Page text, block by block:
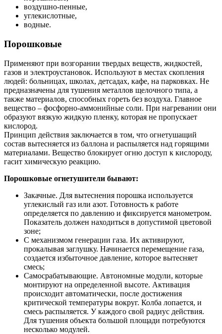
воздушно-пенные,
углекислотные,
водные.
Порошковые
Применяют при возгорании твердых веществ, жидкостей,
газов и электроустановок. Используют в местах скопления
людей: больницах, школах, детсадах, кафе, на парковках. Не
предназначены для тушения металлов щелочного типа, а
также материалов, способных гореть без воздуха. Главное
вещество – фосфорно-аммонийные соли. При нагревании они
образуют вязкую жидкую пленку, которая не пропускает
кислород.
Принцип действия заключается в том, что огнетушащий
состав вытесняется из баллона и распыляется над горящими
материалами. Вещество блокирует огню доступ к кислороду,
гасит химическую реакцию.
Порошковые огнетушители бывают:
Закачные. Для вытеснения порошка используется
углекислый газ или азот. Готовность к работе
определяется по давлению и фиксируется манометром.
Показатель должен находиться в допустимой цветовой
зоне;
С механизмом генерации газа. Их активируют,
прокалывая заглушку. Начинается перемещение газа,
создается избыточное давление, которое вытесняет
смесь;
Самосрабатывающие. Автономные модули, которые
монтируют на определенной высоте. Активация
происходит автоматически, после достижения
критической температуры вокруг. Колба лопается, и
смесь распыляется. У каждого свой радиус действия.
Для тушения объекта большой площади потребуются
несколько модулей.